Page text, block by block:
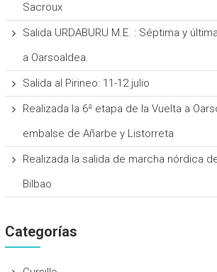
Sacroux
Salida URDABURU M.E. : Séptima y
a Oarsoaldea.
Salida al Pirineo: 11-12 julio
Realizada la 6ª etapa de la Vuelta a
embalse de Añarbe y Listorreta
Realizada la salida de marcha nórdica
Bilbao
Categorías